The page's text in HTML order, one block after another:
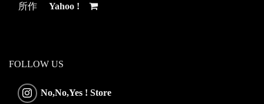
所作 Yahoo !
FOLLOW US
No,No,Yes ! Store